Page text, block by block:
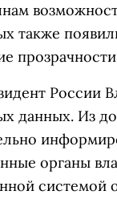
также
России
данных. Из
органы
системой